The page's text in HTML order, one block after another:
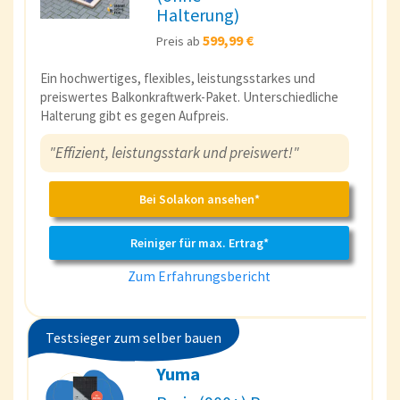
Halterung)
Preis ab 599,99 €
Ein hochwertiges, flexibles, leistungsstarkes und
preiswertes Balkonkraftwerk-Paket. Unterschiedliche
Halterung gibt es gegen Aufpreis.
"Effizient, leistungsstark und preiswert!"
Bei Solakon ansehen*
Reiniger für max. Ertrag*
Zum Erfahrungsbericht
Testsieger zum selber bauen
Yuma